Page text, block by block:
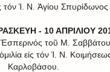
Ἱ. Ν. Ἁγίου Σπυρίδωνος
- 10 ΑΠΡΙΛΙΟΥ
τοῦ Μ.
εἰς τόν Ἱ. Ν.
Καρλοβάσου.